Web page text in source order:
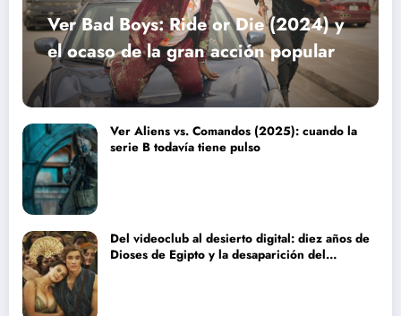
Ver Bad Boys: Ride or Die (2024) y
el ocaso de la gran acción popular
Ver Aliens vs. Comandos (2025): cuando la
serie B todavía tiene pulso
Del videoclub al desierto digital: diez años de
Dioses de Egipto y la desaparición del